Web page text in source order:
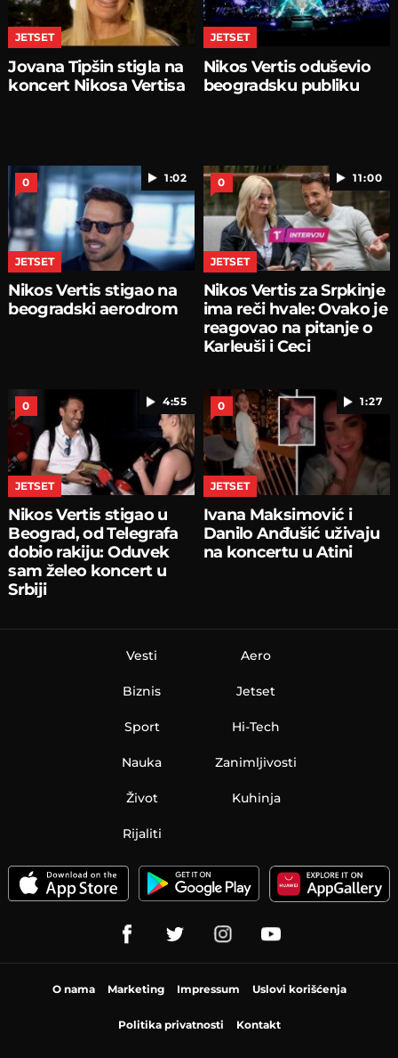
JETSET
Jovana Tipšin stigla na
koncert Nikosa Vertisa
JETSET
Nikos Vertis oduševio
beogradsku publiku
1:02
0
JETSET
Nikos Vertis stigao na
beogradski aerodrom
11:00
0
JETSET
Nikos Vertis za Srpkinje
ima reči hvale: Ovako je
reagovao na pitanje o
Karleuši i Ceci
4:55
0
JETSET
Nikos Vertis stigao u
Beograd, od Telegrafa
dobio rakiju: Oduvek
sam želeo koncert u
Srbiji
1:27
0
JETSET
Ivana Maksimović i
Danilo Anđušić uživaju
na koncertu u Atini
Vesti
Biznis
Sport
Nauka
Aero
Jetset
Hi-Tech
Zanimljivosti
Život Kuhinja
Rijaliti
O nama Marketing Impressum Uslovi korišćenja
Politika privatnosti Kontakt